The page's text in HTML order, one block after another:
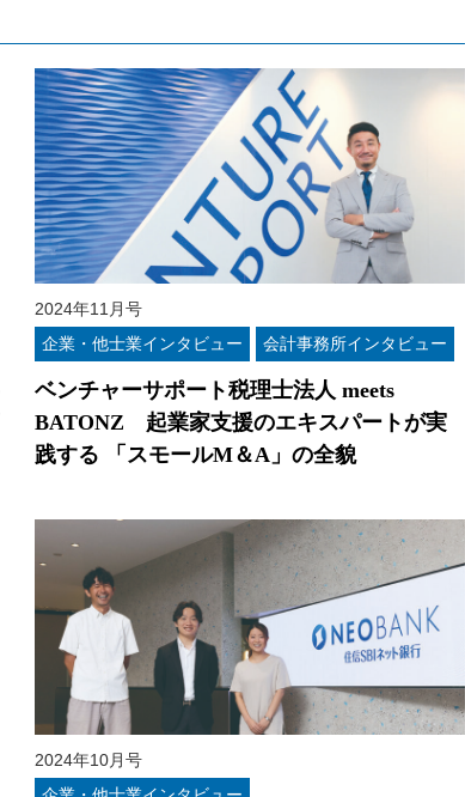
2024年11月号
企業・他士業インタビュー
会計事務所インタビュー
ベンチャーサポート税理士法人 meets
BATONZ 起業家支援のエキスパートが実
践する 「スモールM＆A」の全貌
2024年10月号